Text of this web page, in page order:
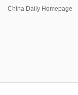
China Daily Homepage